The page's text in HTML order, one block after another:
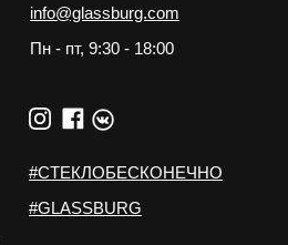
info@glassburg.com
Пн - пт, 9:30 - 18:00
#СТЕКЛОБЕСКОНЕЧНО
#GLASSBURG